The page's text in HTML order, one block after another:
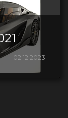
02.12.2023